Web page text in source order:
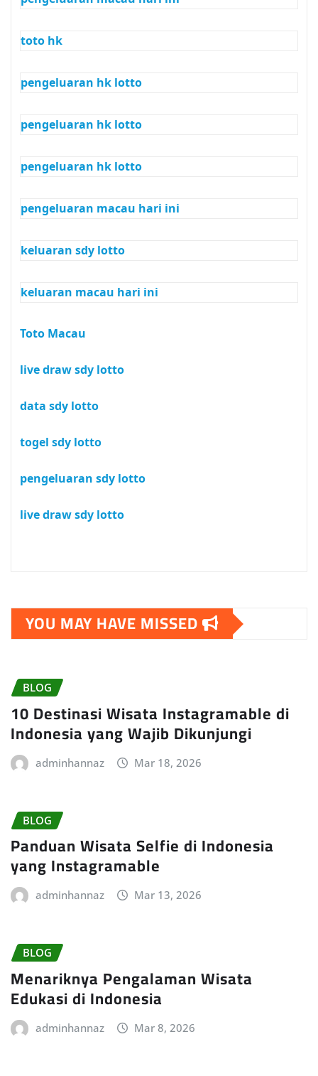
toto hk
pengeluaran hk lotto
pengeluaran hk lotto
pengeluaran hk lotto
pengeluaran macau hari ini
keluaran sdy lotto
keluaran macau hari ini
Toto Macau
live draw sdy lotto
data sdy lotto
togel sdy lotto
pengeluaran sdy lotto
live draw sdy lotto
YOU MAY HAVE MISSED
BLOG
10 Destinasi Wisata Instagramable di
Indonesia yang Wajib Dikunjungi
adminhannaz Mar 18, 2026
BLOG
Panduan Wisata Selfie di Indonesia
yang Instagramable
adminhannaz Mar 13, 2026
BLOG
Menariknya Pengalaman Wisata
Edukasi di Indonesia
adminhannaz Mar 8, 2026